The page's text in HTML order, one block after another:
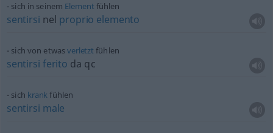
sich in seinem Element fühlen
sentirsi nel proprio elemento
sich von etwasverletzt fühlen
sentirsi ferito da qc
sich krankfühlen
sentirsi male